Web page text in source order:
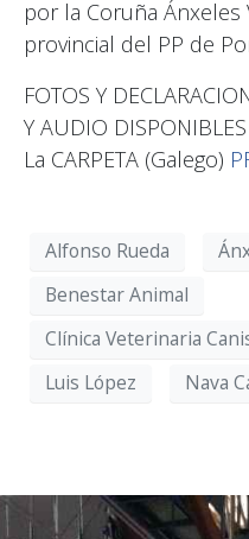
por la Coruña
provincial del PP de
FOTOS Y
Y AUDIO
La CARPETA (Galego)
Alfonso Rueda
Benestar Animal
Clínica Veterinaria
Luis López
Nava